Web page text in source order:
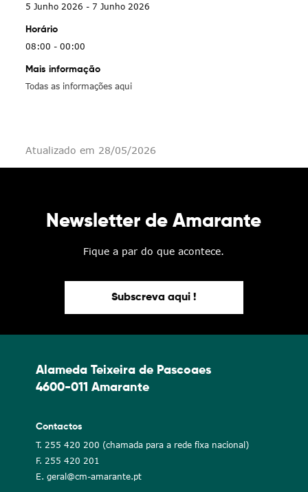
5 Junho 2026 - 7 Junho 2026
Horário
08:00 - 00:00
Mais informação
Todas as informações aqui
Atualizado em 28/05/2026
Newsletter de Amarante
Fique a par do que acontece.
Subscreva aqui !
Alameda Teixeira de Pascoaes
4600-011 Amarante
Contactos
T. 255 420 200 (chamada para a rede fixa nacional)
F. 255 420 201
E. geral@cm-amarante.pt